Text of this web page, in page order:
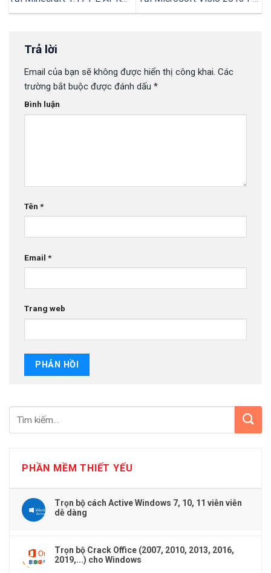
PHẦN MỀM THIẾT YẾU
Trọn bộ cách Active Windows 7, 10, 11 viễn viễn
dễ dàng
Trọn bộ Crack Office (2007, 2010, 2013, 2016,
2019,...) cho Windows
Tiếng Việt Miễn Phí Cho
32/64bit | Hướng dẫn cài đặt
Trả lời
Email của bạn sẽ không được hiển thị công khai. Các
trường bắt buộc được đánh dấu *
Bình luận
Tên *
Email *
Trang web